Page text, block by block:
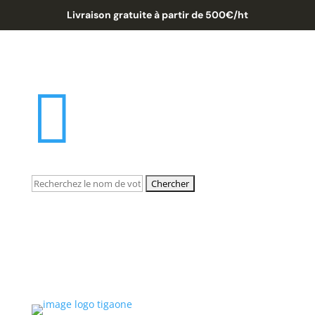
Livraison gratuite à partir de 500€/ht

Rechercher: